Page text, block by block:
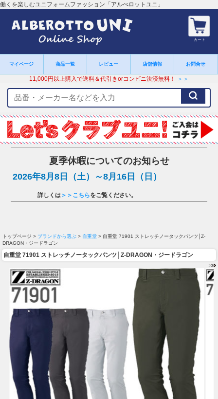
働くを楽しむユニフォームファッション「アルべロットユニ」
カート
マイページ 商品一覧 レビュー 店舗情報 お問合せ
11,000円以上購入で送料＆代引きorコンビニ決済無料！ ＞＞
ー
ワ
ー
ド
夏季休暇についてのお知らせ
2026年8月8日（土）～8月16日（日）
詳しくは ＞＞こちらをご覧ください。
トップページ > ブランドから選ぶ > 自重堂 > 自重堂 71901 ストレッチノータックパンツ│Z-
DRAGON・ジードラゴン
自重堂 71901 ストレッチノータックパンツ│Z-DRAGON・ジードラゴン